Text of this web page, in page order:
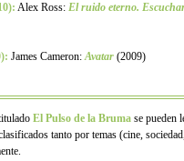
Alex Ross: El ruido eterno.
James Cameron:Avatar (2009)
El Pulso de la Bruma se pueden
tanto por temas (cine,